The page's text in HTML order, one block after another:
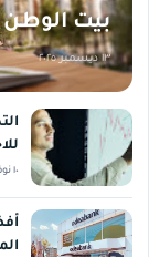
بيت
١٣ ديسمبر ٢٠٢٥
١٠ نوفمبر ٢٠٢٥